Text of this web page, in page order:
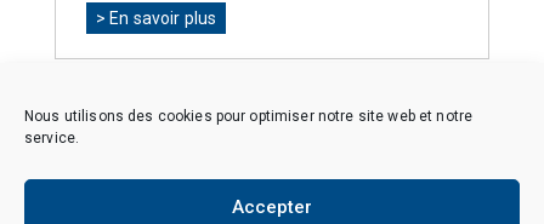
Nous utilisons des cookies pour optimiser notre site web et notre
service.
Accepter
> En savoir plus
Copyright © 2026 CAES du CNRS. Tous droits réservés.